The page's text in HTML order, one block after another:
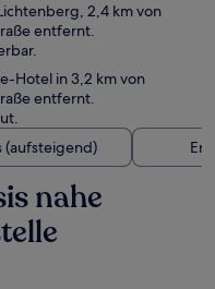
2,4 km von
entfernt.
Hotel in 3,2 km von
entfernt.
(aufsteigend)
nahe